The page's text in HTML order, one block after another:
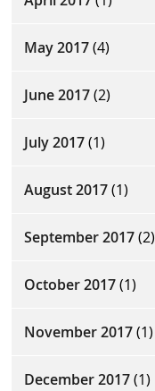
May 2017(4)
June 2017(2)
July 2017(1)
August 2017(1)
September 2017(2)
October 2017(1)
November 2017(1)
December 2017(1)